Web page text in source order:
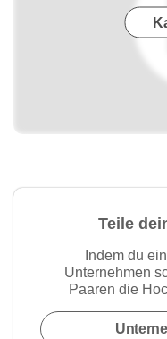
Teile
Indem du
Unternehmen
Paaren die